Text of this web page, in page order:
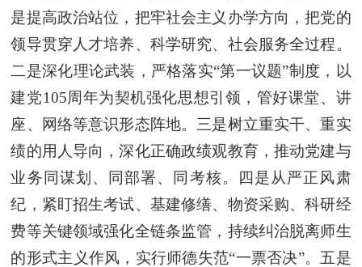
是提高政治站位，把牢社会主义办学方向，把党的
领导贯穿人才培养、科学研究、社会服务全过程。
二是深化理论武装，严格落实“第一议题”制度，以
建党105周年为契机强化思想引领，管好课堂、讲
座、网络等意识形态阵地。三是树立重实干、重实
绩的用人导向，深化正确政绩观教育，推动党建与
业务同谋划、同部署、同考核。四是从严正风肃
纪，紧盯招生考试、基建修缮、物资采购、科研经
费等关键领域强化全链条监管，持续纠治脱离师生
的形式主义作风，实行师德失范“一票否决”。五是